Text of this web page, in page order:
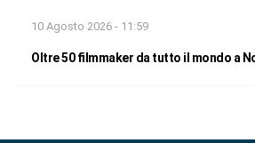
10 Agosto 2026 - 11:59
Oltre 50 filmmaker da tutto il mondo a